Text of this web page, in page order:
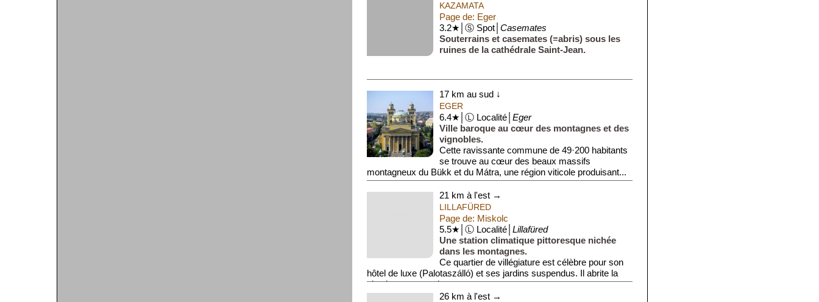
KAZAMATA
Page de: Eger
3.2★│Ⓢ Spot│ Casemates
Souterrains et casemates (≡abris) sous les
ruines de la cathédrale Saint-Jean.
17 km au sud ↓
EGER
6.4★│Ⓛ Localité│ Eger
Ville baroque au cœur des montagnes et des
vignobles.
Cette ravissante commune de 49·200 habitants
se trouve au cœur des beaux massifs
montagneux du Bükk et du Mátra, une région viticole produisant...
21 km à l'est →
LILLAFÜRED
Page de: Miskolc
5.5★│Ⓛ Localité│ Lillafüred
Une station climatique pittoresque nichée
dans les montagnes.
Ce quartier de villégiature est célèbre pour son
hôtel de luxe (Palotaszálló) et ses jardins suspendus. Il abrite la
plus haute cascade...
26 km à l'est →